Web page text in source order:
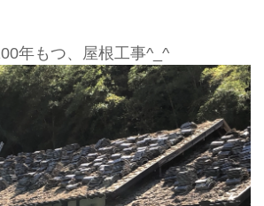
年もつ、屋根工事^_^